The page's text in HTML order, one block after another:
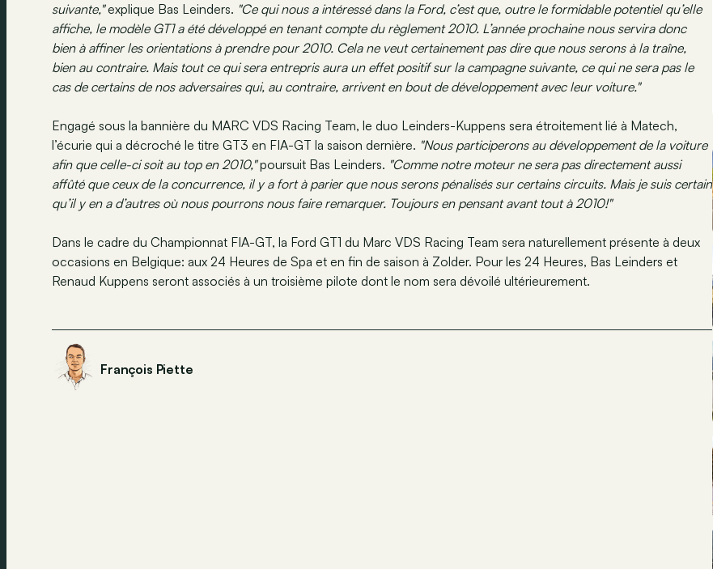
suivante,"explique Bas Leinders. "Ce qui nous a intéressé dans la Ford, c’est que, outre le formidable potentiel qu’elle
affiche, le modèle GT1 a été développé en tenant compte du règlement 2010. L’année prochaine nous servira donc
bien à affiner les orientations à prendre pour 2010. Cela ne veut certainement pas dire que nous serons à la traîne,
bien au contraire. Mais tout ce qui sera entrepris aura un effet positif sur la campagne suivante, ce qui ne sera pas le
cas de certains de nos adversaires qui, au contraire, arrivent en bout de développement avec leur voiture."
Engagé sous la bannière du MARC VDS Racing Team, le duo Leinders-Kuppens sera étroitement lié à Matech,
l’écurie qui a décroché le titre GT3 en FIA-GT la saison dernière. "Nous participerons au développement de la voiture
afin que celle-ci soit au top en 2010,"poursuit Bas Leinders. "Comme notre moteur ne sera pas directement aussi
affûté que ceux de la concurrence, il y a fort à parier que nous serons pénalisés sur certains circuits. Mais je suis certain
qu’il y en a d’autres où nous pourrons nous faire remarquer. Toujours en pensant avant tout à 2010!"
Dans le cadre du Championnat FIA-GT, la Ford GT1 du Marc VDS Racing Team sera naturellement présente à deux
occasions en Belgique: aux 24 Heures de Spa et en fin de saison à Zolder. Pour les 24 Heures, Bas Leinders et
Renaud Kuppens seront associés à un troisième pilote dont le nom sera dévoilé ultérieurement.
François Piette